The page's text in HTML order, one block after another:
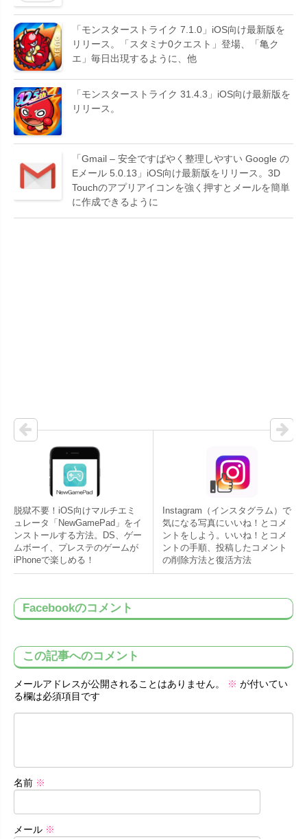
「モンスターストライク 7.1.0」iOS向け最新版を
リリース。「スタミナ0クエスト」登場、「亀ク
エ」毎日出現するように、他
「モンスターストライク 31.4.3」iOS向け最新版を
リリース。
「Gmail – 安全ですばやく整理しやすい Google の
Eメール 5.0.13」iOS向け最新版をリリース。3D
Touchのアプリアイコンを強く押すとメールを簡単
に作成できるように
脱獄不要！iOS向けマルチエミ
ュレータ「NewGamePad」をイ
ンストールする方法。DS、ゲー
ムボーイ、プレステのゲームが
iPhoneで楽しめる！
Instagram（インスタグラム）で
気になる写真にいいね！とコメ
ントをしよう。いいね！とコメ
ントの手順、投稿したコメント
の削除方法と復活方法
Facebookのコメント
この記事へのコメント
メールアドレスが公開されることはありません。 ※ が付いてい
る欄は必須項目です
名前 ※
メール ※